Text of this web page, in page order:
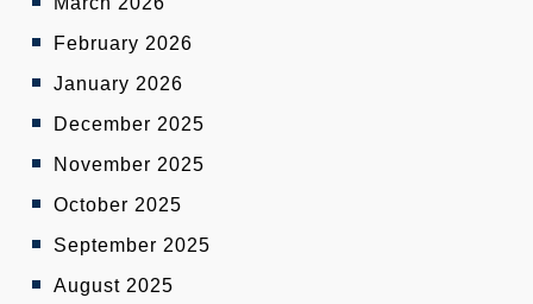
February 2026
January 2026
December 2025
November 2025
October 2025
September 2025
August 2025